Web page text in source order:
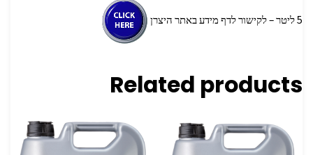
5 ליטר – לקישור לדף מידע באתר היצרן
Related products